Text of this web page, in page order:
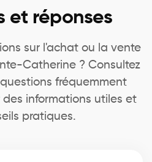
et réponses
sur l'achat ou la vente
Catherine ? Consultez
fréquemment
informations utiles et
pratiques.